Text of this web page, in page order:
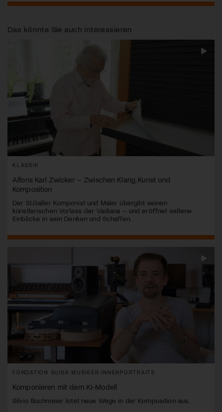
Das könnte Sie auch interessieren
KLASSIK
Alfons Karl Zwicker – Zwischen Klang, Kunst und
Komposition
Der St.Galler Komponist und Maler übergibt seinen
künstlerischen Vorlass der Vadiana – und eröffnet seltene
Einblicke in sein Denken und Schaffen.
FONDATION SUISA MUSIKER:INNENPORTRAITS
Komponieren mit dem KI-Modell
Silvio Buchmeier lotet neue Wege in der Komposition aus.